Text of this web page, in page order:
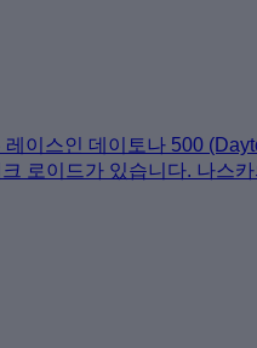
이스인 데이토나 500
로이드가 있습니다. 나스